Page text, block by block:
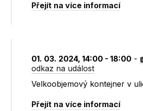
Přejít na více informací
01. 03. 2024, 14:00 - 18:00 -
odkaz na událost
Velkoobjemový kontejner v
Přejít na více informací